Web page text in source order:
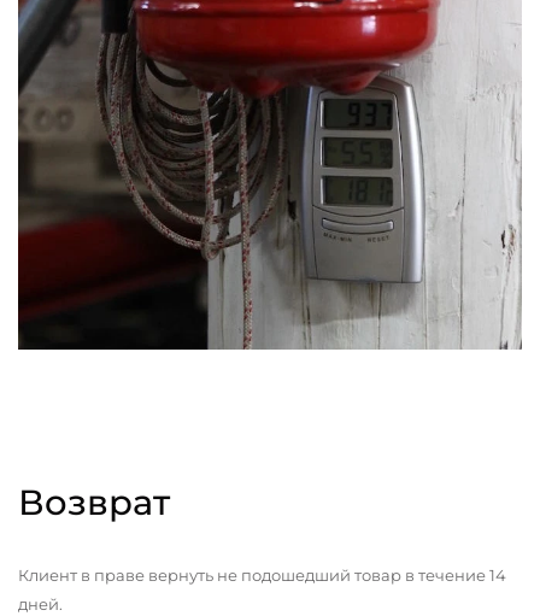
Возврат
Клиент в праве вернуть не подошедший товар в течение 14
дней.